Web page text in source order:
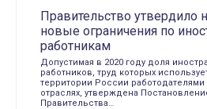
Правительство утвердило
новые ограничения по
работникам
Допустимая в 2020 году доля
работников, труд которых
территории России работодателями
отраслях, утверждена
Правительства…